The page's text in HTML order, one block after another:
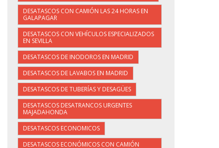
DESATASCOS CON CAMIÓN LAS 24 HORAS EN
GALAPAGAR
DESATASCOS CON VEHÍCULOS ESPECIALIZADOS
EN SEVILLA
DESATASCOS DE INODOROS EN MADRID
DESATASCOS DE LAVABOS EN MADRID
DESATASCOS DE TUBERÍAS Y DESAGÜES
DESATASCOS DESATRANCOS URGENTES
MAJADAHONDA
DESATASCOS ECONOMICOS
DESATASCOS ECONÓMICOS CON CAMIÓN